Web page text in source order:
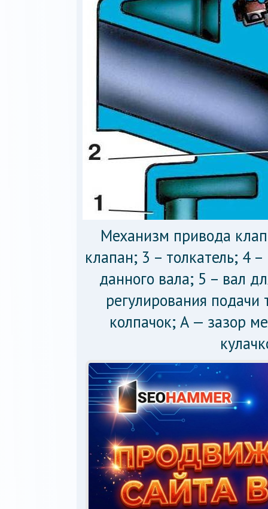
Механизм привода
клапан; 3 – толкатель; 4
данного вала; 5 – вал
регулирования
колпачок; А — зазор